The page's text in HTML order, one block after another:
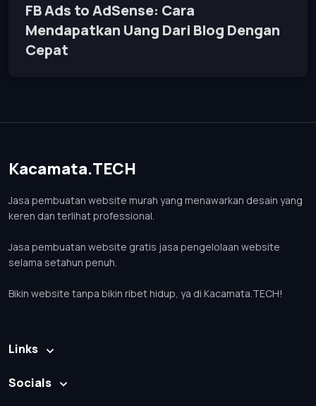
FB Ads to AdSense: Cara
Mendapatkan Uang Dari Blog Dengan
Cepat
Kacamata.TECH
Jasa pembuatan website murah yang menawarkan desain yang
keren dan terlihat professional.
Jasa pembuatan website gratis jasa pengelolaan website
selama setahun penuh.
Bikin website tanpa bikin ribet hidup, ya di Kacamata.TECH!
Links
Socials